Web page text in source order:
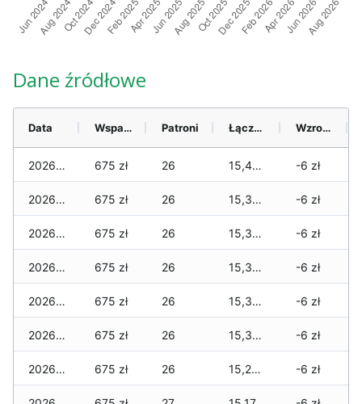
Dane źródłowe
Data Wsparcie Patroni Łącznie Wzrost (28 dni)
2026-08-06 675 zł 26 15,404 zł -6 zł
2026-08-05 675 zł 26 15,384 zł -6 zł
2026-08-04 675 zł 26 15,384 zł -6 zł
2026-08-03 675 zł 26 15,384 zł -6 zł
2026-08-02 675 zł 26 15,359 zł -6 zł
2026-08-01 675 zł 26 15,304 zł -6 zł
2026-07-31 675 zł 26 15,204 zł -6 zł